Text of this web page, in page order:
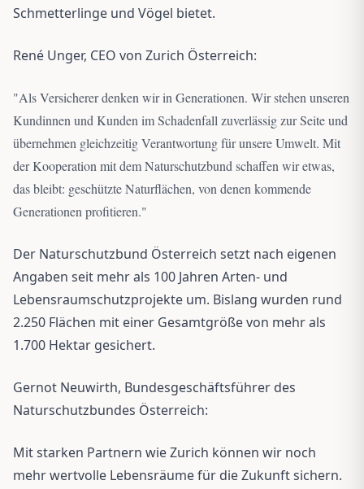
Schmetterlinge und Vögel bietet.
René Unger, CEO von Zurich Österreich:
"Als Versicherer denken wir in Generationen. Wir stehen unseren
Kundinnen und Kunden im Schadenfall zuverlässig zur Seite und
übernehmen gleichzeitig Verantwortung für unsere Umwelt. Mit
der Kooperation mit dem Naturschutzbund schaffen wir etwas,
das bleibt: geschützte Naturflächen, von denen kommende
Generationen profitieren."
Der Naturschutzbund Österreich setzt nach eigenen
Angaben seit mehr als 100 Jahren Arten- und
Lebensraumschutzprojekte um. Bislang wurden rund
2.250 Flächen mit einer Gesamtgröße von mehr als
1.700 Hektar gesichert.
Gernot Neuwirth, Bundesgeschäftsführer des
Naturschutzbundes Österreich:
Mit starken Partnern wie Zurich können wir noch
mehr wertvolle Lebensräume für die Zukunft sichern.